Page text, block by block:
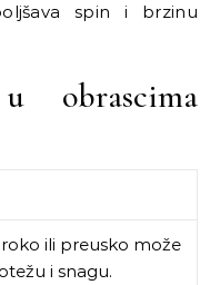
spin i brzinu
obrascima
ili preusko može
i snagu.